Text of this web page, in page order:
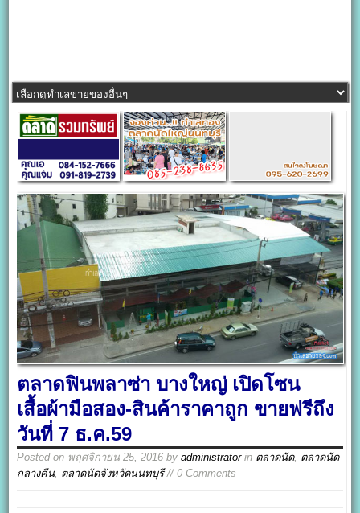
ตลาดฟินพลาซ่า บางใหญ่ เปิดโซน
เสื้อผ้ามือสอง-สินค้าราคาถูก ขายฟรีถึง
วันที่ 7 ธ.ค.59
Posted on พฤศจิกายน 25, 2016 byadministratorin ตลาดนัด, ตลาดนัด
กลางคืน, ตลาดนัดจังหวัดนนทบุรี// 0 Comments